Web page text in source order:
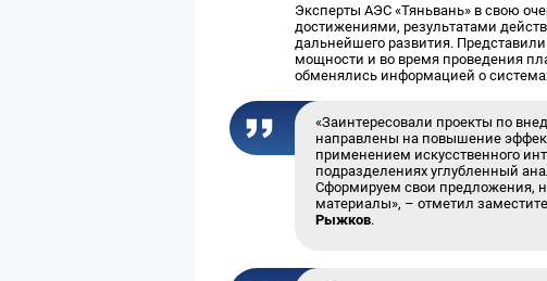
Эксперты АЭС «Тяньвань» в свою
достижениями, результатами
дальнейшего развития.
мощности и во время проведения
обменялись информацией о
«Заинтересовали проекты по
направлены на повышение
применением искусственного
подразделениях углубленный
Сформируем свои предложения,
материалы», – отметил
Рыжков.